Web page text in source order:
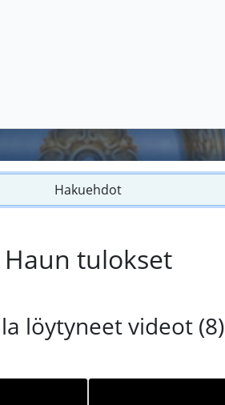
Hakuehdot
Haun tulokset
löytyneet videot (8)